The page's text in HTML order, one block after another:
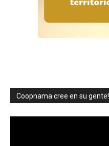
Coopnama cree en su gente!